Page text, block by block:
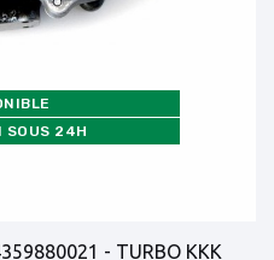
SOUS 24H
- TURBO KKK